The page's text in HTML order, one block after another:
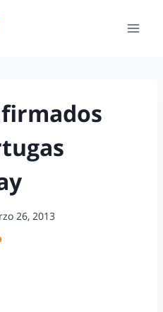
26, 2013